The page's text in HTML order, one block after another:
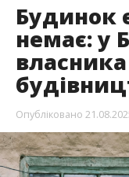
Будинок
немає: у
Опубліковано